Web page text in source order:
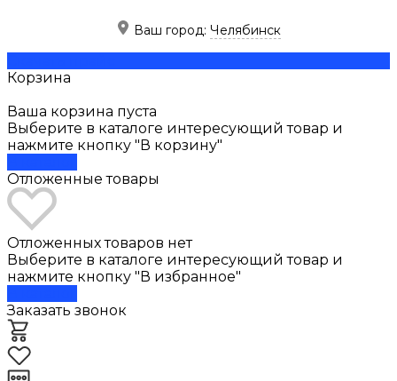
Ваш город: Челябинск
Корзина
Ваша корзина пуста
Выберите в каталоге интересующий товар и
нажмите кнопку "В корзину"
Отложенные товары
Отложенных товаров нет
Выберите в каталоге интересующий товар и
нажмите кнопку "В избранное"
Заказать звонок